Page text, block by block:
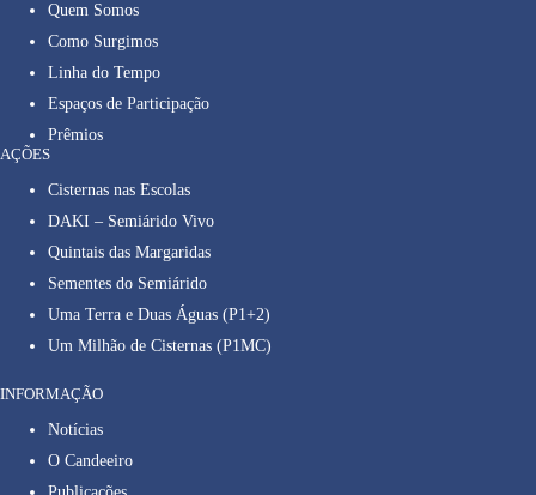
Quem Somos
Como Surgimos
Linha do Tempo
Espaços de Participação
Prêmios
AÇÕES
Cisternas nas Escolas
DAKI – Semiárido Vivo
Quintais das Margaridas
Sementes do Semiárido
Uma Terra e Duas Águas (P1+2)
Um Milhão de Cisternas (P1MC)
INFORMAÇÃO
Notícias
O Candeeiro